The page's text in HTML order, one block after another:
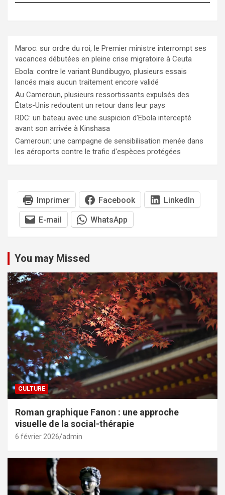
Maroc: sur ordre du roi, le Premier ministre interrompt ses
vacances débutées en pleine crise migratoire à Ceuta
Ebola: contre le variant Bundibugyo, plusieurs essais
lancés mais aucun traitement encore validé
Au Cameroun, plusieurs ressortissants expulsés des
États-Unis redoutent un retour dans leur pays
RDC: un bateau avec une suspicion d’Ebola intercepté
avant son arrivée à Kinshasa
Cameroun: une campagne de sensibilisation menée dans
les aéroports contre le trafic d'espèces protégées
Imprimer Facebook LinkedIn
E-mail WhatsApp
You may Missed
CULTURE
Roman graphique Fanon : une approche
visuelle de la social-thérapie
6 février 2026 admin